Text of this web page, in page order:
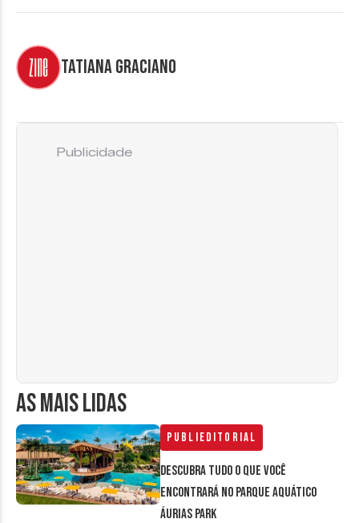
Tatiana Graciano
AS MAIS LIDAS
Publieditorial
Descubra tudo o que você
encontrará no parque aquático
Áurias Park
Publicidade